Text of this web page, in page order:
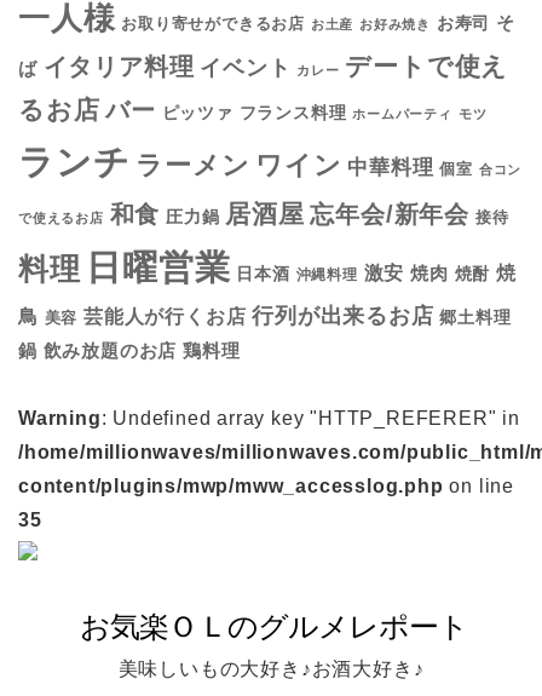
一人様 お取り寄せができるお店 お土産 お好み焼き お寿司 そ
ば イタリア料理 イベント カレー デートで使え
るお店 バー ピッツァ フランス料理 ホームパーティ モツ
ランチ ラーメン ワイン 中華料理 個室 合コン
で使えるお店 和食 圧力鍋 居酒屋 忘年会/新年会 接待
料理 日曜営業 日本酒 沖縄料理 激安 焼肉 焼酎 焼
鳥 美容 芸能人が行くお店 行列が出来るお店 郷土料理
鍋 飲み放題のお店 鶏料理
Warning: Undefined array key "HTTP_REFERER" in
/home/millionwaves/millionwaves.com/public_html/
content/plugins/mwp/mww_accesslog.php on line
35
美味しいもの大好き♪お酒大好き♪